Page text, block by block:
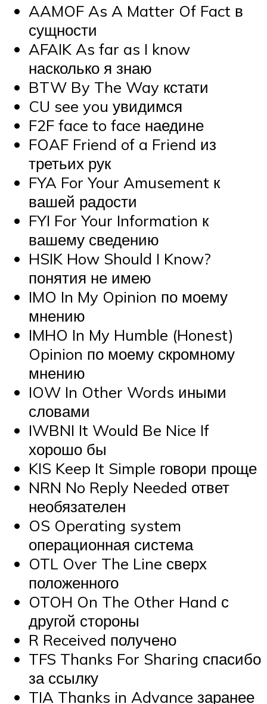
AAMOF As A Matter Of Fact в
сущности
AFAIK As far as I know
насколько я знаю
BTW By The Way кстати
CU see you увидимся
F2F face to face наедине
FOAF Friend of a Friend из
третьих рук
FYA For Your Amusement к
вашей радости
FYI For Your Information к
вашему сведению
HSIK How Should I Know?
понятия не имею
IMO In My Opinion по моему
мнению
IMHO In My Humble (Honest)
Opinion по моему скромному
мнению
IOW In Other Words иными
словами
IWBNI It Would Be Nice If
хорошо бы
KIS Keep It Simple говори проще
NRN No Reply Needed ответ
необязателен
OS Operating system
операционная система
OTL Over The Line сверх
положенного
OTOH On The Other Hand с
другой стороны
R Received получено
TFS Thanks For Sharing спасибо
за ссылку
TIA Thanks in Advance заранее